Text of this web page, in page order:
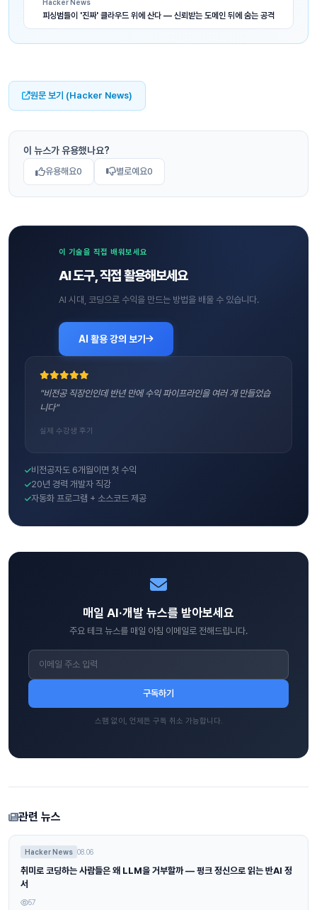
Hacker News
피싱범들이 '진짜' 클라우드 위에 산다 — 신뢰받는 도메인 뒤에 숨는 공격
원문 보기 (Hacker News)
이 뉴스가 유용했나요?
유용해요0 별로예요0
이 기술을 직접 배워보세요
AI 도구, 직접 활용해보세요
AI 시대, 코딩으로 수익을 만드는 방법을 배울 수 있습니다.
AI 활용 강의 보기
"비전공 직장인인데 반년 만에 수익 파이프라인을 여러 개 만들었습
니다"
실제 수강생 후기
비전공자도 6개월이면 첫 수익
20년 경력 개발자 직강
자동화 프로그램 + 소스코드 제공
매일 AI·개발 뉴스를 받아보세요
주요 테크 뉴스를 매일 아침 이메일로 전해드립니다.
구독하기
스팸 없이, 언제든 구독 취소 가능합니다.
관련 뉴스
Hacker News 08.06
취미로 코딩하는 사람들은 왜 LLM을 거부할까 — 펑크 정신으로 읽는 반AI 정
서
57